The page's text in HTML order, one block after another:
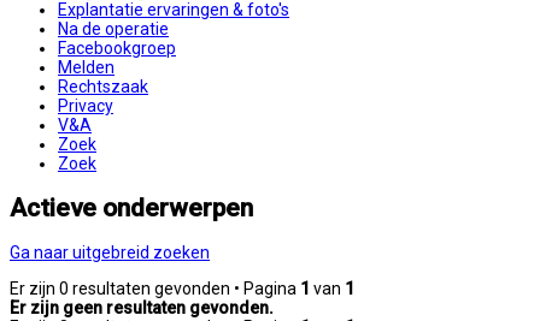
Explantatie ervaringen & foto's
Na de operatie
Facebookgroep
Melden
Rechtszaak
Privacy
V&A
Zoek
Zoek
Actieve onderwerpen
Ga naar uitgebreid zoeken
Er zijn 0 resultaten gevonden • Pagina 1 van 1
Er zijn geen resultaten gevonden.